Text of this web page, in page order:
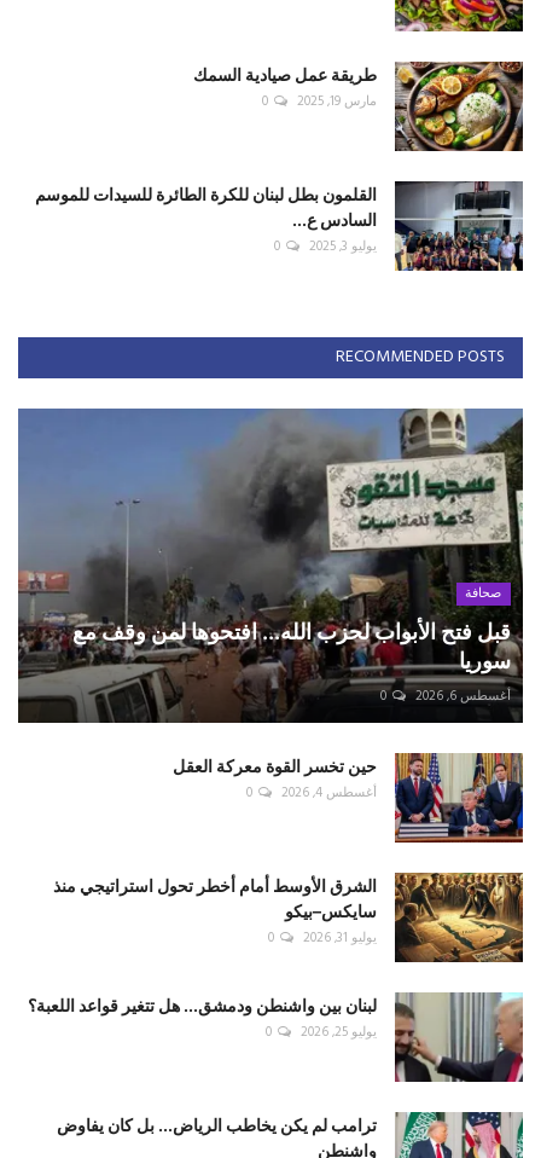
طريقة عمل صيادية السمك
مارس 19, 2025 0
القلمون بطل لبنان للكرة الطائرة للسيدات للموسم
السادس ع...
يوليو 3, 2025 0
RECOMMENDED POSTS
صحافة
قبل فتح الأبواب لحزب الله... افتحوها لمن وقف مع
سوريا
أغسطس 6, 2026 0
حين تخسر القوة معركة العقل
أغسطس 4, 2026 0
الشرق الأوسط أمام أخطر تحول استراتيجي منذ
سايكس–بيكو
يوليو 31, 2026 0
لبنان بين واشنطن ودمشق... هل تتغير قواعد اللعبة؟
يوليو 25, 2026 0
ترامب لم يكن يخاطب الرياض... بل كان يفاوض
واشنطن